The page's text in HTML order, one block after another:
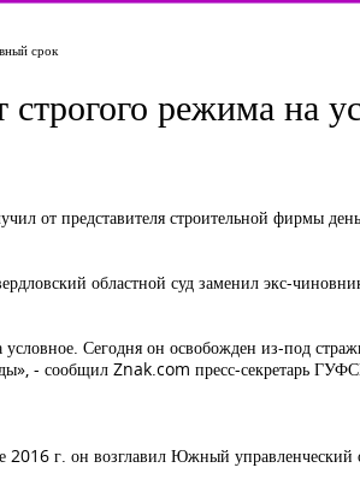
срок
режима на
от представителя строительной фирмы
областной суд заменил экс-
Сегодня он освобожден из-под
- сообщил Znak.com пресс-секретарь
г. он возглавил Южный управленческий